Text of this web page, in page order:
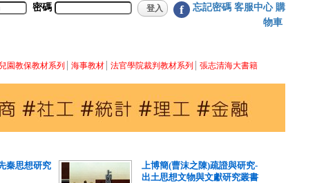
密碼 f 忘記密碼 客服中心 購
物車
園教保教材系列 海事教材 法官學院裁判教材系列 張志清海大書籍
秦思想研究
上博簡(曹沫之陳)疏證與研究-
出土思想文物與文獻研究叢書